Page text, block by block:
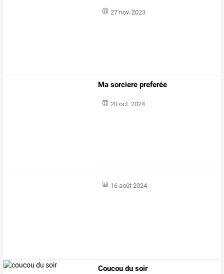
27 nov. 2023
Ma sorciere preferée
20 oct. 2024
16 août 2024
Coucou du soir